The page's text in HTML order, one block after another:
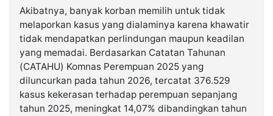
Akibatnya, banyak korban memilih untuk tidak
melaporkan kasus yang dialaminya karena khawatir
tidak mendapatkan perlindungan maupun keadilan
yang memadai. Berdasarkan Catatan Tahunan
(CATAHU) Komnas Perempuan 2025 yang
diluncurkan pada tahun 2026, tercatat 376.529
kasus kekerasan terhadap perempuan sepanjang
tahun 2025, meningkat 14,07% dibandingkan tahun